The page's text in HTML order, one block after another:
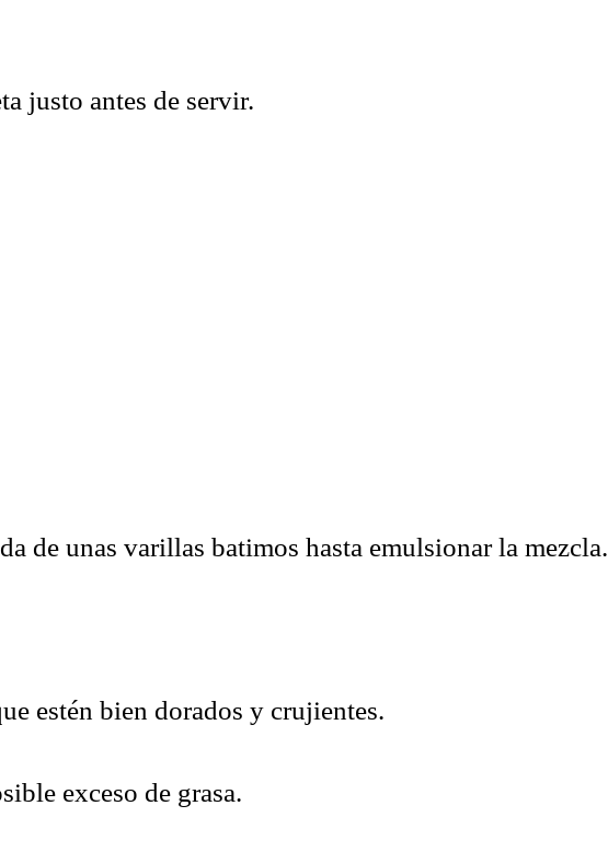
justo antes de servir.
de unas varillas batimos hasta emulsionar la mezcla.
estén bien dorados y crujientes.
exceso de grasa.